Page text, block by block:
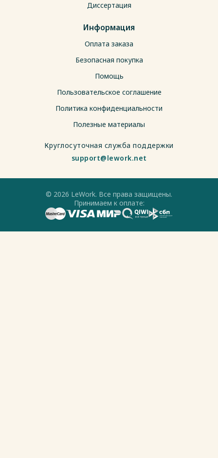
Диссертация
Информация
Оплата заказа
Безопасная покупка
Помощь
Пользовательское соглашение
Политика конфиденциальности
Полезные материалы
Круглосуточная служба поддержки
support@lework.net
© 2026 LeWork. Все права защищены.
Принимаем к оплате: